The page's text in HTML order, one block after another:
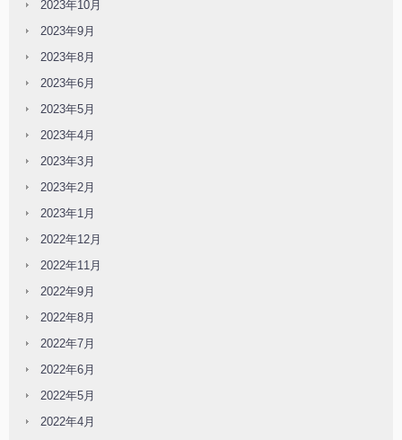
2023年10月
2023年9月
2023年8月
2023年6月
2023年5月
2023年4月
2023年3月
2023年2月
2023年1月
2022年12月
2022年11月
2022年9月
2022年8月
2022年7月
2022年6月
2022年5月
2022年4月